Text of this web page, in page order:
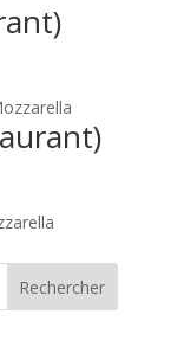
Rechercher